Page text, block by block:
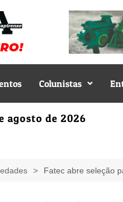
Colunistas
agosto de 2026
Fatec abre seleção